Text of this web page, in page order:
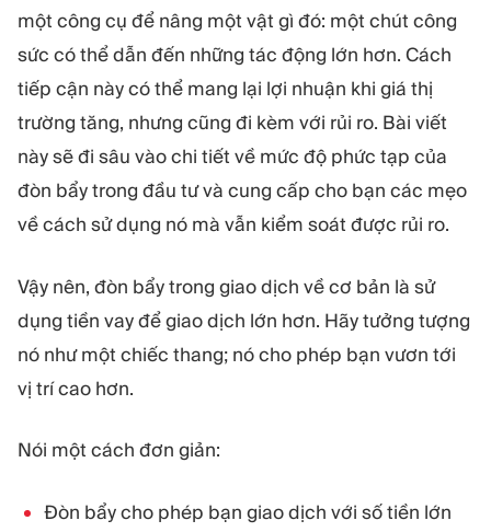
một công cụ để nâng một vật gì đó: một chút công
sức có thể dẫn đến những tác động lớn hơn. Cách
tiếp cận này có thể mang lại lợi nhuận khi giá thị
trường tăng, nhưng cũng đi kèm với rủi ro. Bài viết
này sẽ đi sâu vào chi tiết về mức độ phức tạp của
đòn bẩy trong đầu tư và cung cấp cho bạn các mẹo
về cách sử dụng nó mà vẫn kiểm soát được rủi ro.
Vậy nên, đòn bẩy trong giao dịch về cơ bản là sử
dụng tiền vay để giao dịch lớn hơn. Hãy tưởng tượng
nó như một chiếc thang; nó cho phép bạn vươn tới
vị trí cao hơn.
Nói một cách đơn giản:
Đòn bẩy cho phép bạn giao dịch với số tiền lớn
Sàn giao dịch Hậu cần
TÀI NGUYÊN
Hướng dẫn tiếp thị
Blog
Video hướng dẫn
Kế hoạch kinh doanh
THÊM
Giới thiệu về Quadcode
Đội ngũ
Sự kiện
Con số
Nghề nghiệp
Bền vững
THEO DÕI CHÚNG TÔI